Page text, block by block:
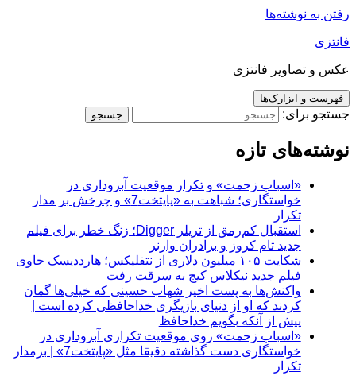
رفتن به نوشته‌ها
فانتزی
عکس و تصاویر فانتزی
فهرست و ابزارک‌ها
جستجو برای:
نوشته‌های تازه
«اسباب زحمت» و تکرار موقعیت آبروداری در
خواستگاری؛ شباهت به «پایتخت7» و چرخش بر مدار
تکرار
استقبال کم‌رمق از تریلر Digger؛ زنگ خطر برای فیلم
جدید تام کروز و برادران وارنر
شکایت ۱۰۵ میلیون دلاری از نتفلیکس؛ هارددیسک حاوی
فیلم جدید نیکلاس کیج به سرقت رفت
واکنش‌ها به پست اخیر شهاب حسینی که خیلی‌ها گمان
کردند که او از دنیای بازیگری خداحافظی کرده است |
پیش از آنکه بگویم خداحافظ
«اسباب زحمت» روی موقعیت تکراری آبروداری در
خواستگاری دست گذاشته دقیقا مثل «پایتخت7» | برمدار
تکرار